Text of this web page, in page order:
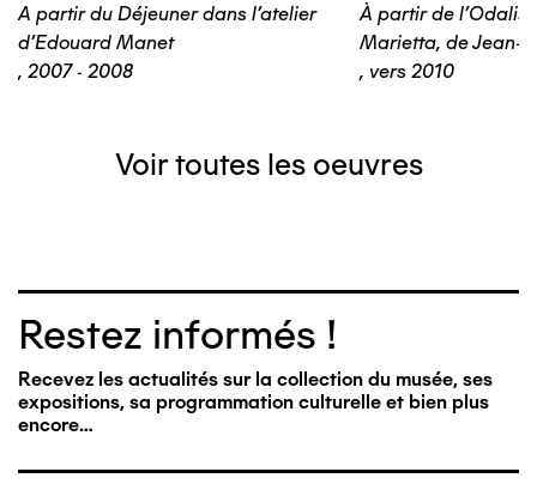
A partir du Déjeuner dans l'atelier
d'Edouard Manet
, 2007 - 2008
À partir de
Marietta, de Jean-
, vers 2010
Voir toutes les oeuvres
Restez informés !
Recevez les actualités sur la collection du musée, ses
expositions, sa programmation culturelle et bien plus
encore…